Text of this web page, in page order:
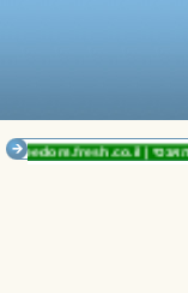
|
freedom.fresh.co.il